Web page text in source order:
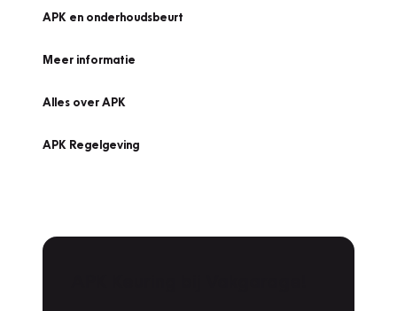
APK en onderhoudsbeurt
Meer informatie
Alles over APK
APK Regelgeving